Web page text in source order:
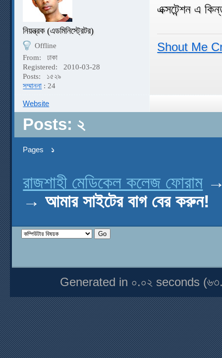
নিয়ন্ত্রক (এডমিনিস্ট্রেটর)
Offline
From:
ঢাকা
Registered:
2010-03-28
Posts:
১৫২৯
সম্মাননা : 24
এক্সটেন্শন এ
Shout Me
Website
Posts: ২
Pages ১
রাজশাহী মেডিকেল কলেজ ফোরাম
→আমার সাইটের বাগ বের করুন!
Generated in ০.০২ seconds